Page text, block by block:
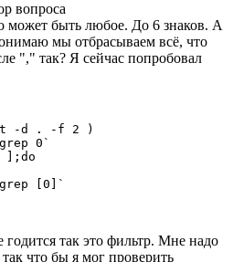
вопроса
может быть любое. До 6 знаков. А
мы отбрасываем всё, что
"," так? Я сейчас попробовал
-d . -f 2 )
0`
];do
[0]`
годится так это фильтр. Мне надо
что бы я мог проверить